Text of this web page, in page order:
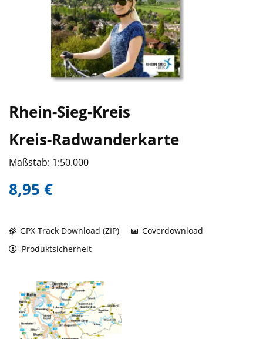
Rhein-Sieg-Kreis
Kreis-Radwanderkarte
Maßstab: 1:50.000
8,95 €
GPX Track Download (ZIP)
Coverdownload
Produktsicherheit